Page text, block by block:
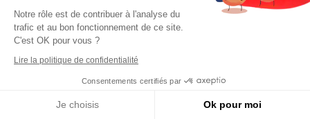
Notre rôle est de contribuer à l'analyse du
trafic et au bon fonctionnement de ce site.
C'est OK pour vous ?
Lire la politique de confidentialité
Consentements certifiés par
Je choisis Ok pour moi